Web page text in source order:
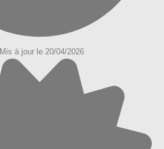
Mis à jour le 20/04/2026